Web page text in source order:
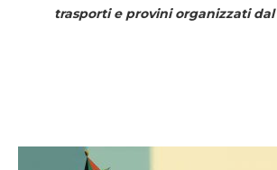
trasporti e provini organizzati dal